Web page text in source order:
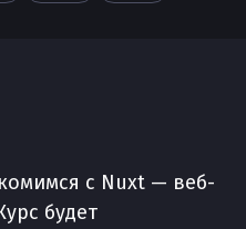
с Nuxt — веб-
будет